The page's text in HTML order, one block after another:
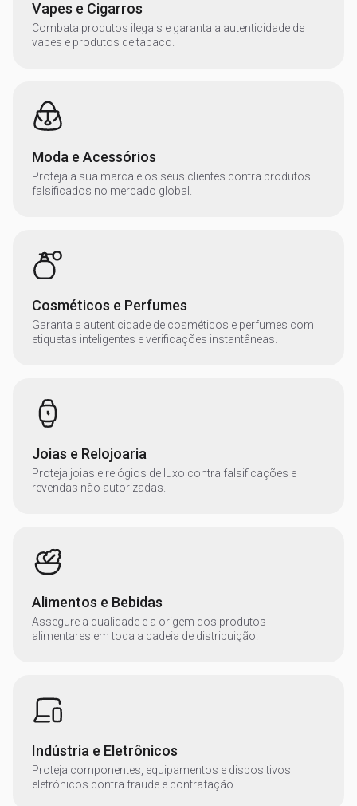
Vapes e Cigarros
Combata produtos ilegais e garanta a autenticidade de
vapes e produtos de tabaco.
Moda e Acessórios
Proteja a sua marca e os seus clientes contra produtos
falsificados no mercado global.
Cosméticos e Perfumes
Garanta a autenticidade de cosméticos e perfumes com
etiquetas inteligentes e verificações instantâneas.
Joias e Relojoaria
Proteja joias e relógios de luxo contra falsificações e
revendas não autorizadas.
Alimentos e Bebidas
Assegure a qualidade e a origem dos produtos
alimentares em toda a cadeia de distribuição.
Indústria e Eletrônicos
Proteja componentes, equipamentos e dispositivos
eletrónicos contra fraude e contrafação.